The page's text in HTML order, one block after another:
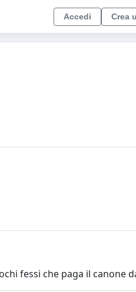
Accedi Crea
fessi che paga il canone